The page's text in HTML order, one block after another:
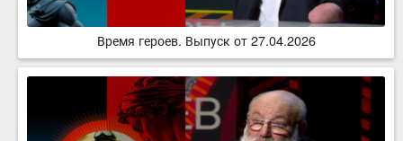
Время героев. Выпуск от 27.04.2026